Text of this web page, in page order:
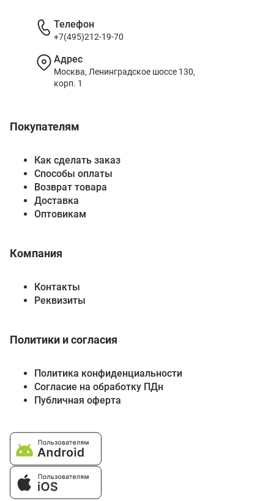
Покупателям
Как сделать заказ
Способы оплаты
Возврат товара
Доставка
Оптовикам
Компания
Контакты
Реквизиты
Политики и согласия
Политика конфиденциальности
Согласие на обработку ПДн
Публичная оферта
Телефон
+7(495)212-19-70
Адрес
Москва, Ленинградское шоссе 130,
корп. 1